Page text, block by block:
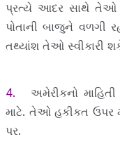
પ્રત્યે આદર સાથે તેઓ
પોતાની બાજુને વળગી
તથ્યાંશ તેઓ સ્વીકારી
4. અમેરીકનો
માટે. તેઓ હકીકત ઉપર
પર.